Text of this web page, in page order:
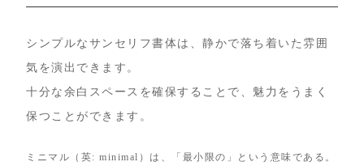
シンプルなサンセリフ書体は、静かで落ち着いた雰囲
気を演出できます。
十分な余白スペースを確保することで、魅力をうまく
保つことができます。
ミニマル（英: minimal）は、「最小限の」という意味である。